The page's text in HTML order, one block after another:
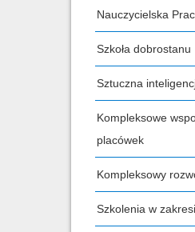
Nauczycielska
Szkoła dobrostanu
Sztuczna
Kompleksowe
placówek
Kompleksowy
Szkolenia w